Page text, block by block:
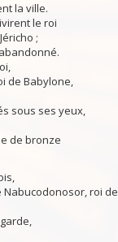
la ville.
le roi
;
de Babylone,
sous ses yeux,
de bronze
roi de